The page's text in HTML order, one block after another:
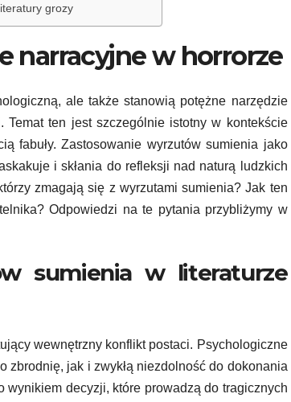
grozy
narracyjne w horrorze
ale także stanowią potężne narzędzie
Temat ten jest szczególnie istotny w kontekście
fabuły. Zastosowanie wyrzutów sumienia jako
i skłania do refleksji nad naturą ludzkich
zmagają się z wyrzutami sumienia? Jak ten
Odpowiedzi na te pytania przybliżymy w
sumienia w literaturze
wewnętrzny konflikt postaci. Psychologiczne
zbrodnię, jak i zwykłą niezdolność do dokonania
wynikiem decyzji, które prowadzą do tragicznych